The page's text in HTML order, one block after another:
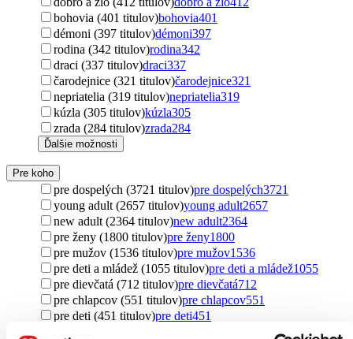
bohovia (401 titulov)bohovia401
démoni (397 titulov)démoni397
rodina (342 titulov)rodina342
draci (337 titulov)draci337
čarodejnice (321 titulov)čarodejnice321
nepriatelia (319 titulov)nepriatelia319
kúzla (305 titulov)kúzla305
zrada (284 titulov)zrada284
Ďalšie možnosti
Pre koho
pre dospelých (3721 titulov)pre dospelých3721
young adult (2657 titulov)young adult2657
new adult (2364 titulov)new adult2364
pre ženy (1800 titulov)pre ženy1800
pre mužov (1536 titulov)pre mužov1536
pre deti a mládež (1055 titulov)pre deti a mládež1055
pre dievčatá (712 titulov)pre dievčatá712
pre chlapcov (551 titulov)pre chlapcov551
pre deti (451 titulov)pre deti451